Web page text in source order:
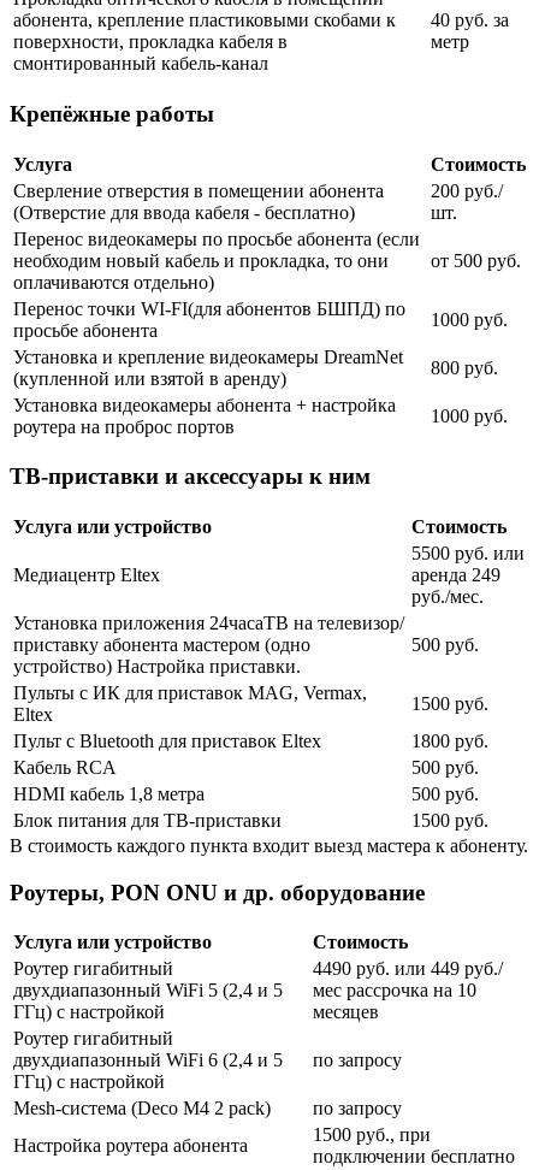
абонента, крепление пластиковыми скобами к
поверхности, прокладка кабеля в
смонтированный кабель-канал
40 руб. за
метр
Крепёжные работы
Услуга
Стоимость
Сверление отверстия в помещении абонента
(Отверстие для ввода кабеля - бесплатно)
200 руб./
шт.
Перенос видеокамеры по просьбе абонента (если
необходим новый кабель и прокладка, то они
оплачиваются отдельно)
от 500 руб.
Перенос точки WI-FI(для абонентов БШПД) по
просьбе абонента
1000 руб.
Установка и крепление видеокамеры DreamNet
(купленной или взятой в аренду)
800 руб.
Установка видеокамеры абонента + настройка
роутера на проброс портов
1000 руб.
ТВ-приставки и аксессуары к ним
Услуга или устройство Стоимость
Медиацентр Eltex
5500 руб. или
аренда 249
руб./мес.
Установка приложения 24часаТВ на телевизор/
приставку абонента мастером (одно
устройство) Настройка приставки.
500 руб.
Пульты с ИК для приставок MAG, Vermax,
Eltex
1500 руб.
Пульт с Bluetooth для приставок Eltex
1800 руб.
Кабель RCA
500 руб.
HDMI кабель 1,8 метра
500 руб.
Блок питания для ТВ-приставки
1500 руб.
В стоимость каждого пункта входит выезд мастера к абоненту.
Роутеры, PON ONU и др. оборудование
Услуга или устройство
Стоимость
Роутер гигабитный
двухдиапазонный WiFi 5 (2,4 и 5
ГГц) с настройкой
4490 руб. или 449 руб./
мес рассрочка на 10
месяцев
Роутер гигабитный
двухдиапазонный WiFi 6 (2,4 и 5
ГГц) с настройкой
по запросу
Mesh-система (Deco M4 2 pack)
по запросу
Настройка роутера абонента
1500 руб., при
подключении бесплатно